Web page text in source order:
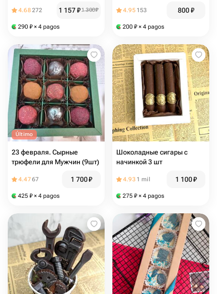
4.68272 1 157₽1 300₽
290 ₽ × 4 pagos
4.95 153 800₽
200 ₽ × 4 pagos
Último
23 февраля. Сырные
трюфели для Мужчин (9шт)
4.4767 1 700₽
425 ₽ × 4 pagos
Шоколадные сигары с
начинкой 3 шт
4.93 1 mil 1 100₽
275 ₽ × 4 pagos